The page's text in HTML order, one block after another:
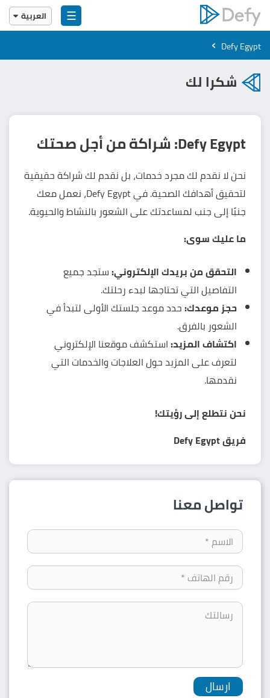
☰
العربية
English
Defy Egypt
›
شكرا لك
Defy Egypt: شراكة من أجل صحتك
نحن لا نقدم لك مجرد خدمات، بل نقدم لك شراكة حقيقية
لتحقيق أهدافك الصحية. في Defy Egypt، نعمل معك
جنبًا إلى جنب لمساعدتك على الشعور بالنشاط والحيوية.
ما عليك سوى:
التحقق من بريدك الإلكتروني: ستجد جميع
التفاصيل التي تحتاجها لبدء رحلتك.
حجز موعدك: حدد موعد جلستك الأولى لتبدأ في
الشعور بالفرق.
اكتشاف المزيد: استكشف موقعنا الإلكتروني
لتعرف على المزيد حول العلاجات والخدمات التي
نقدمها.
نحن نتطلع إلى رؤيتك!
فريق Defy Egypt
تواصل معنا